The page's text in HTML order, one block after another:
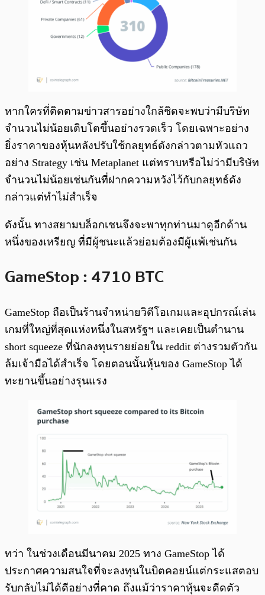
หากใครที่ติดตามข่าวสารอย่างใกล้ชิดจะพบว่ามีบริษัท
จำนวนไม่น้อยเติบโตขึ้นอย่างรวดเร็ว โดยเฉพาะอย่าง
ยิ่งราคาของหุ้นหลังปรับใช้กลยุทธ์ดังกล่าวตามหัวแถว
อย่าง Strategy เช่น Metaplanet แต่ทราบหรือไม่ว่ามีบริษัท
จำนวนไม่น้อยเช่นกันที่ฝากความหวังไว้กับกลยุทธ์ดัง
กล่าวแต่ทำไม่สำเร็จ
ดังนั้น ทางสยามบล็อกเชนจึงจะพาทุกท่านมาดูอีกด้าน
หนึ่งของเหรียญ ที่มีผู้ชนะแล้วย่อมต้องมีผู้แพ้เช่นกัน
GameStop : 4710 BTC
GameStop ถือเป็นร้านจำหน่ายวิดีโอเกมและอุปกรณ์เล่น
เกมที่ใหญ่ที่สุดแห่งหนึ่งในสหรัฐฯ และเคยเป็นตำนาน
short squeeze ที่นักลงทุนรายย่อยใน reddit ต่างรวมตัวกัน
ล้มเจ้ามือได้สำเร็จ โดยตอนนั้นหุ้นของ GameStop ได้
ทะยานขึ้นอย่างรุนแรง
ทว่า ในช่วงเดือนมีนาคม 2025 ทาง GameStop ได้
ประกาศความสนใจที่จะลงทุนในบิตคอยน์แต่กระแสตอบ
รับกลับไม่ได้ดีอย่างที่คาด ถึงแม้ว่าราคาหุ้นจะดีดตัว